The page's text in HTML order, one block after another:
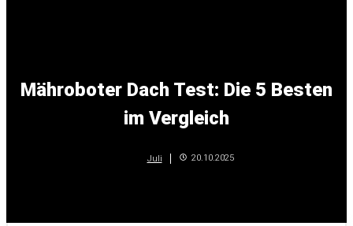
Mähroboter Dach Test: Die 5 Besten
im Vergleich
Juli 20.10.2025